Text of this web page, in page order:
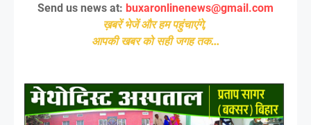
Send us news at: buxaronlinenews@gmail.com
ख़बरें भेजें और हम पहुंचाएंगे,
आपकी खबर को सही जगह तक...